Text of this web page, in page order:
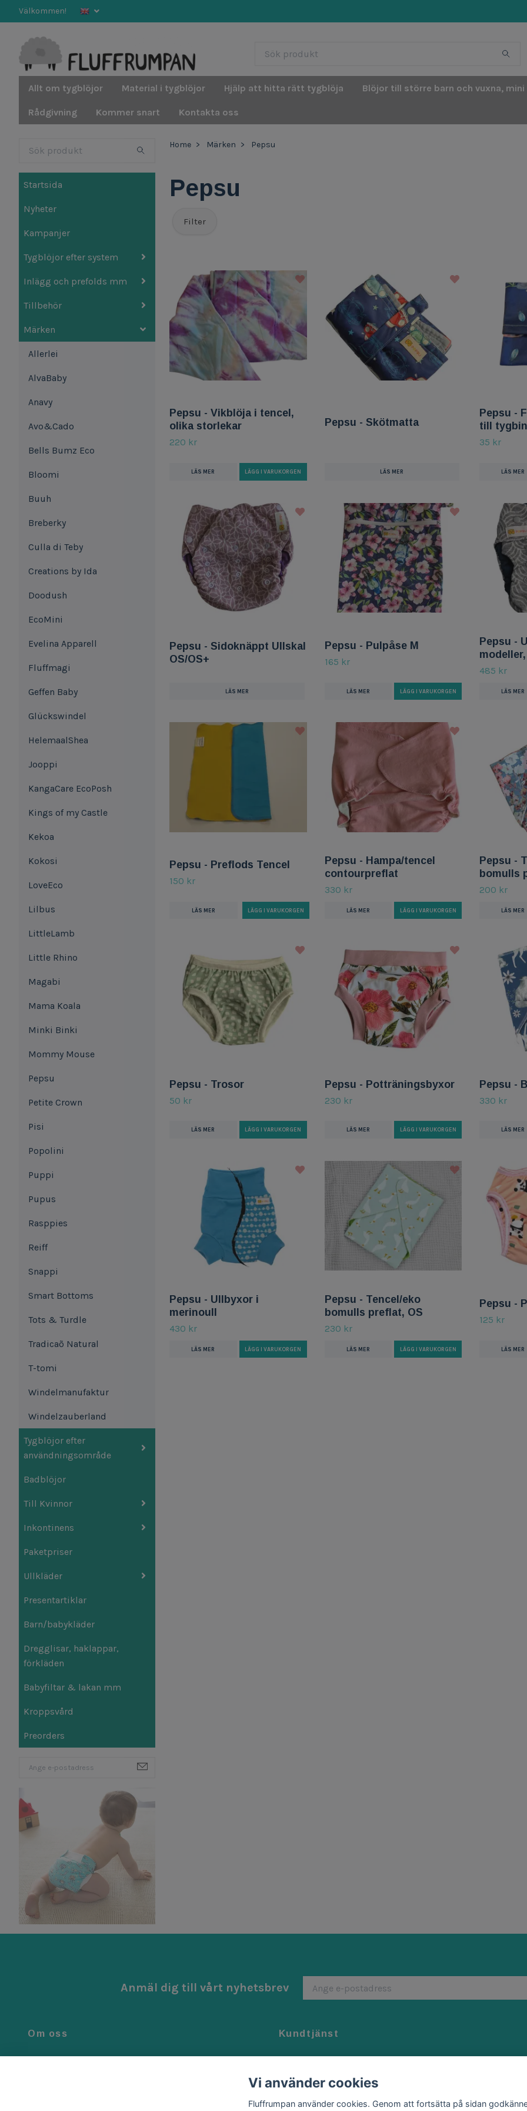
Välkommen!
Allt om tygblöjor Material i tygblöjor Hjälp att hitta rätt tygblöja Blöjor till större barn och vuxna, mini
Rådgivning Kommer snart Kontakta oss
Startsida
Nyheter
Kampanjer
Tygblöjor efter system
Inlägg och prefolds mm
Tillbehör
Märken
Allerlei
AlvaBaby
Anavy
Avo&Cado
Bells Bumz Eco
Bloomi
Buuh
Breberky
Culla di Teby
Creations by Ida
Doodush
EcoMini
Evelina Apparell
Fluffmagi
Geffen Baby
Glückswindel
HelemaalShea
Jooppi
KangaCare EcoPosh
Kings of my Castle
Kekoa
Kokosi
LoveEco
Lilbus
LittleLamb
Little Rhino
Magabi
Mama Koala
Minki Binki
Mommy Mouse
Pepsu
Petite Crown
Pisi
Popolini
Puppi
Pupus
Rasppies
Reiff
Snappi
Smart Bottoms
Tots & Turdle
Tradicaõ Natural
T-tomi
Windelmanufaktur
Windelzauberland
Tygblöjor efter
användningsområde
Badblöjor
Till Kvinnor
Inkontinens
Paketpriser
Ullkläder
Presentartiklar
Barn/babykläder
Dregglisar, haklappar,
förkläden
Babyfiltar & lakan mm
Kroppsvård
Preorders
Home Märken Pepsu
Pepsu
Filter
Pepsu - Vikblöja i tencel,
olika storlekar
220 kr
LÄS MER LÄGG I VARUKORGEN
Pepsu - Skötmatta
LÄS MER
Pepsu -
till
35 kr
LÄS MER
Pepsu - Sidoknäppt Ullskal
OS/OS+
LÄS MER
Pepsu - Pulpåse M
165 kr
LÄS MER LÄGG I VARUKORGEN
Pepsu -
modeller,
485 kr
LÄS MER
Pepsu - Preflods Tencel
150 kr
LÄS MER
Pepsu - Hampa/tencel
contourpreflat
330 kr
LÄS MER LÄGG I VARUKORGEN
Pepsu -
bomulls
200 kr
LÄS MER
Pepsu - Trosor
50 kr
LÄS MER LÄGG I VARUKORGEN
Pepsu - Potträningsbyxor
230 kr
LÄS MER LÄGG I VARUKORGEN
Pepsu -
330 kr
LÄS MER
Pepsu - Ullbyxor i
merinoull
430 kr
LÄS MER LÄGG I VARUKORGEN
Pepsu - Tencel/eko
bomulls preflat, OS
230 kr
LÄS MER LÄGG I VARUKORGEN
Pepsu -
125 kr
LÄS MER
Anmäl dig till vårt nyhetsbrev
Om oss Kundtjänst
Köpvillkor
Vi använder cookies
Fluffrumpan använder cookies. Genom att fortsätta på sidan